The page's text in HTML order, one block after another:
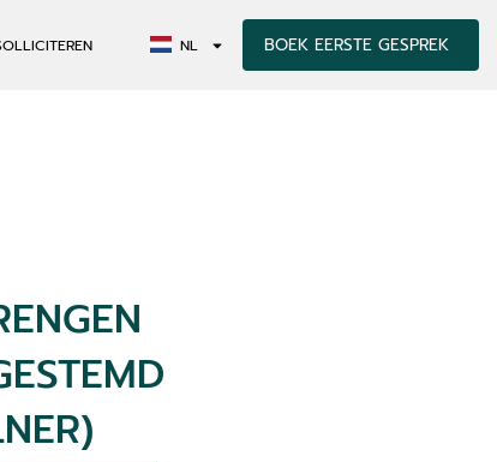
NL BOEK EERSTE GESPREK